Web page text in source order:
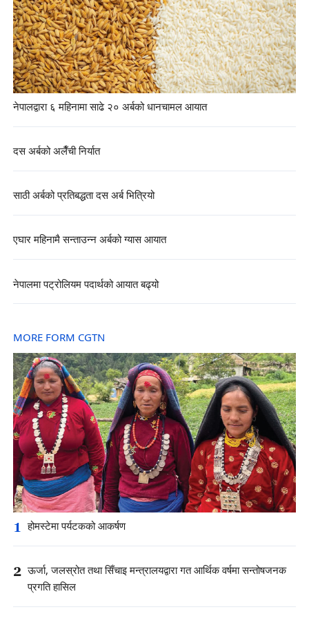
नेपालद्वारा ६ महिनामा साढे २० अर्बको धानचामल आयात
दस अर्बको अलैँची निर्यात
साठी अर्बको प्रतिबद्धता दस अर्ब भित्रियो
एघार महिनामै सन्ताउन्न अर्बको ग्यास आयात
नेपालमा पट्रोलियम पदार्थको आयात बढ्यो
MORE FORM CGTN
1 होमस्टेमा पर्यटकको आकर्षण
2 ऊर्जा, जलस्रोत तथा सिँचाइ मन्त्रालयद्वारा गत आर्थिक वर्षमा सन्तोषजनक
प्रगति हासिल